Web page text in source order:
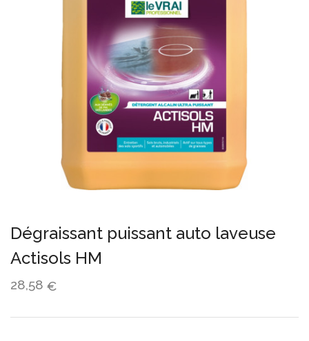
Dégraissant puissant auto laveuse
Actisols HM
28,58 €